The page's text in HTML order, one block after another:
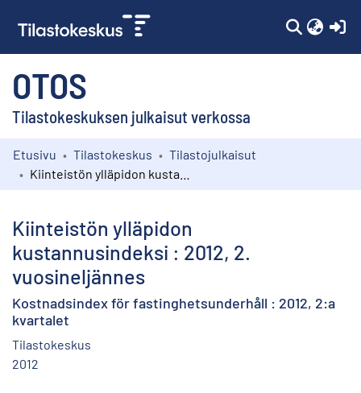
OTOS
Tilastokeskuksen julkaisut verkossa
Kokoelmat
Etusivu Tilastokeskus
Tilastojulkaisut
Kiinteistön ylläpidon
kustannusindeksi : 2012, 2.
vuosineljännes
Kostnadsindex för fastinghetsunderhåll : 2012, 2:a
kvartalet
Tilastokeskus
2012